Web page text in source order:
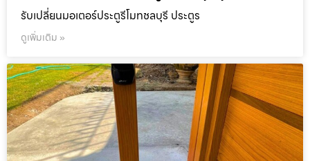
รับเปลี่ยนมอเตอร์ประตูรีโมทชลบุรี ประตูร
ดูเพิ่มเติม »